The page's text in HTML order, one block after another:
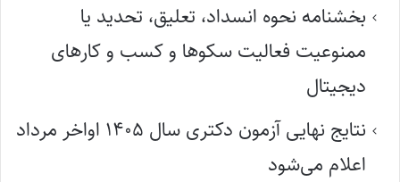
بخشنامه نحوه انسداد، تعلیق، تحدید یا
ممنوعیت فعالیت سکوها و کسب و کارهای
دیجیتال
نتایج نهایی آزمون دکتری سال ۱۴۰۵ اواخر مرداد
اعلام می‌شود